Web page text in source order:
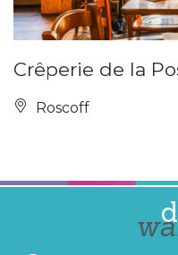
Crêperie de la
Roscoff